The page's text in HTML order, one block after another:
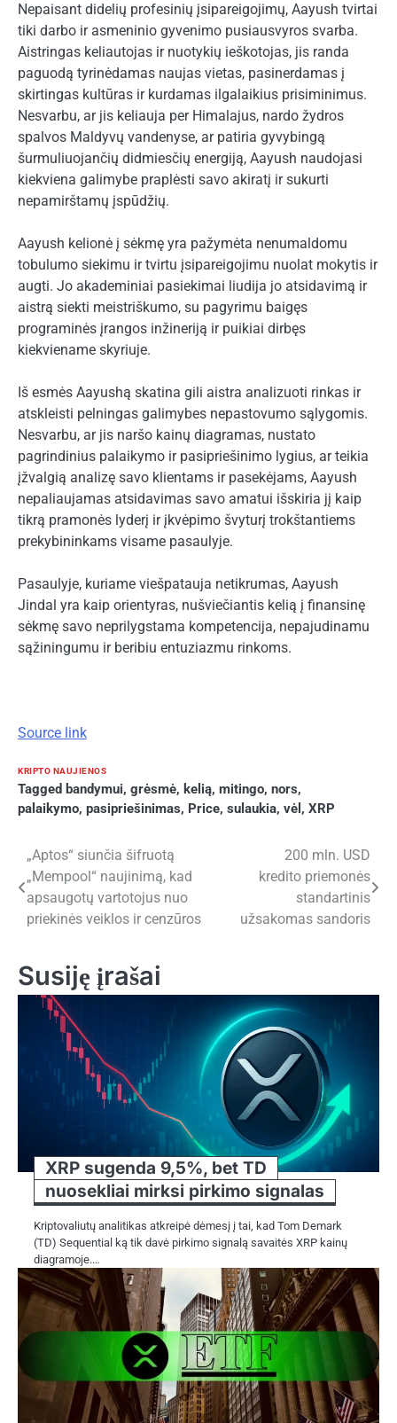
Nepaisant didelių profesinių įsipareigojimų, Aayush tvirtai
tiki darbo ir asmeninio gyvenimo pusiausvyros svarba.
Aistringas keliautojas ir nuotykių ieškotojas, jis randa
paguodą tyrinėdamas naujas vietas, pasinerdamas į
skirtingas kultūras ir kurdamas ilgalaikius prisiminimus.
Nesvarbu, ar jis keliauja per Himalajus, nardo žydros
spalvos Maldyvų vandenyse, ar patiria gyvybingą
šurmuliuojančių didmiesčių energiją, Aayush naudojasi
kiekviena galimybe praplėsti savo akiratį ir sukurti
nepamirštamų įspūdžių.
Aayush kelionė į sėkmę yra pažymėta nenumaldomu
tobulumo siekimu ir tvirtu įsipareigojimu nuolat mokytis ir
augti. Jo akademiniai pasiekimai liudija jo atsidavimą ir
aistrą siekti meistriškumo, su pagyrimu baigęs
programinės įrangos inžineriją ir puikiai dirbęs
kiekviename skyriuje.
Iš esmės Aayushą skatina gili aistra analizuoti rinkas ir
atskleisti pelningas galimybes nepastovumo sąlygomis.
Nesvarbu, ar jis naršo kainų diagramas, nustato
pagrindinius palaikymo ir pasipriešinimo lygius, ar teikia
įžvalgią analizę savo klientams ir pasekėjams, Aayush
nepaliaujamas atsidavimas savo amatui išskiria jį kaip
tikrą pramonės lyderį ir įkvėpimo švyturį trokštantiems
prekybininkams visame pasaulyje.
Pasaulyje, kuriame viešpatauja netikrumas, Aayush
Jindal yra kaip orientyras, nušviečiantis kelią į finansinę
sėkmę savo neprilygstama kompetencija, nepajudinamu
sąžiningumu ir beribiu entuziazmu rinkoms.
Source link
KRIPTO NAUJIENOS
Tagged bandymui, grėsmė, kelią, mitingo, nors,
palaikymo, pasipriešinimas, Price, sulaukia, vėl , XRP
Navigacija
tarp
įrašų
„Aptos“ siunčia šifruotą
„Mempool“ naujinimą, kad
apsaugotų vartotojus nuo
priekinės veiklos ir cenzūros
200 mln. USD
kredito priemonės
standartinis
užsakomas sandoris
Susiję įrašai
XRP sugenda 9,5%, bet TD
nuosekliai mirksi pirkimo signalas
Kriptovaliutų analitikas atkreipė dėmesį į tai, kad Tom Demark
(TD) Sequential ką tik davė pirkimo signalą savaitės XRP kainų
diagramoje.…